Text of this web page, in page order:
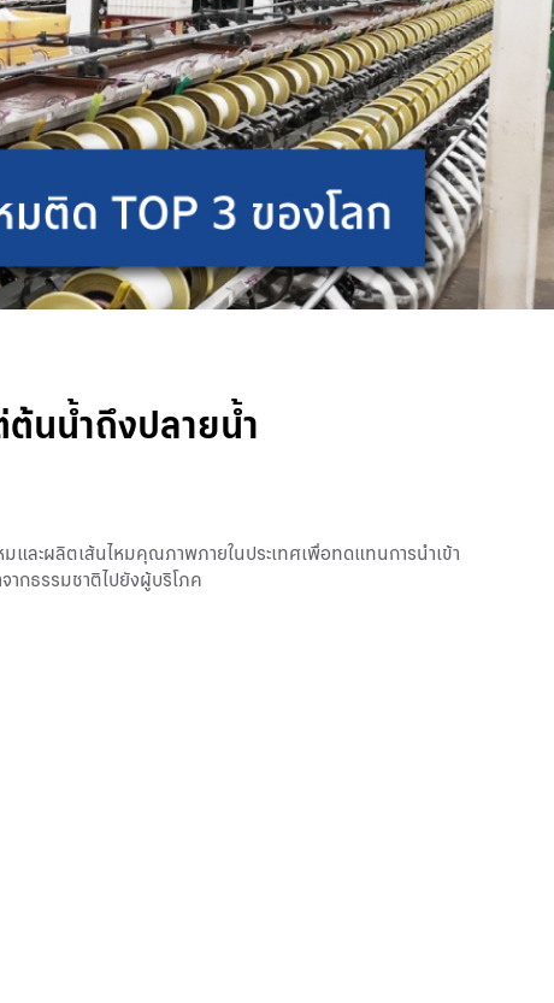
นน้ำถึงปลายน้ำ
ละผลิตเส้นไหมคุณภาพภายในประเทศเพื่อทดแทนการนำเข้า
กธรรมชาติไปยังผู้บริโภค